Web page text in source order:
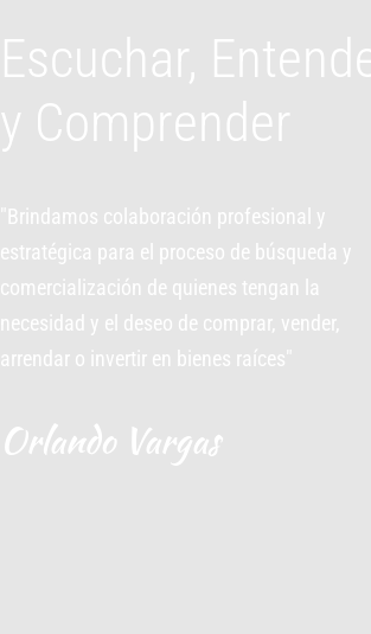
Escuchar,
y Comprender
"Brindamos colaboración profesional y
estratégica para el proceso de búsqueda y
comercialización de quienes tengan la
necesidad y el deseo de comprar, vender,
arrendar o invertir en bienes raíces"
Orlando Vargas